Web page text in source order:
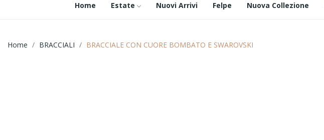
Home Estate Nuovi Arrivi Felpe Nuova Collezione
Home BRACCIALI BRACCIALE CON CUORE BOMBATO E SWAROVSKI